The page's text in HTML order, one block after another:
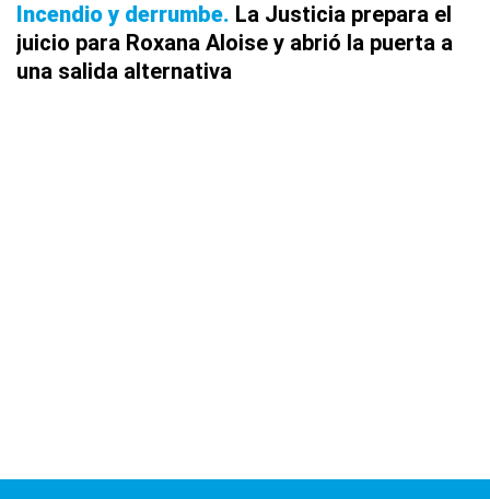
Incendio y derrumbe La Justicia prepara el
juicio para Roxana Aloise y abrió la puerta a
una salida alternativa